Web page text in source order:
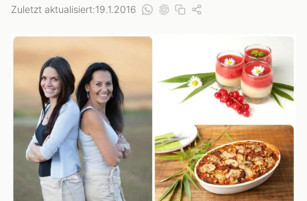
Zuletzt aktualisiert:19.1.2016